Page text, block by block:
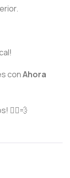
conAhora
🏃‍♂️💨